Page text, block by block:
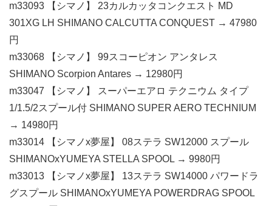
m33093 【シマノ】 23カルカッタコンクエスト MD
301XG LH SHIMANO CALCUTTA CONQUEST → 47980
円
m33068 【シマノ】 99スコーピオン アンタレス
SHIMANO Scorpion Antares → 12980円
m33047 【シマノ】 スーパーエアロ テクニウム タイプ
1/1.5/2スプール付 SHIMANO SUPER AERO TECHNIUM
→ 14980円
m33014 【シマノx夢屋】 08ステラ SW12000 スプール
SHIMANOxYUMEYA STELLA SPOOL → 9980円
m33013 【シマノx夢屋】 13ステラ SW14000 パワードラ
グスプール SHIMANOxYUMEYA POWERDRAG SPOOL